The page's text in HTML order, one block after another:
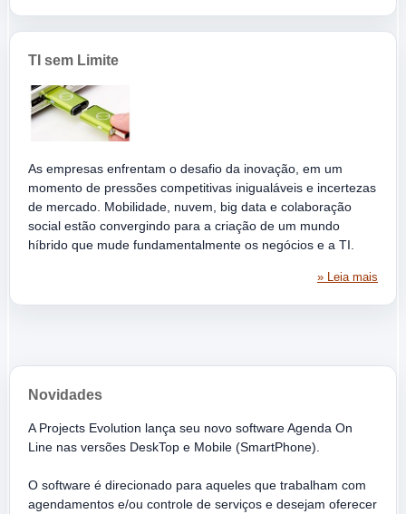
TI sem Limite
As empresas enfrentam o desafio da inovação, em um
momento de pressões competitivas inigualáveis e incertezas
de mercado. Mobilidade, nuvem, big data e colaboração
social estão convergindo para a criação de um mundo
híbrido que mude fundamentalmente os negócios e a TI.
» Leia mais
Novidades
A Projects Evolution lança seu novo software Agenda On
Line nas versões DeskTop e Mobile (SmartPhone).
O software é direcionado para aqueles que trabalham com
agendamentos e/ou controle de serviços e desejam oferecer